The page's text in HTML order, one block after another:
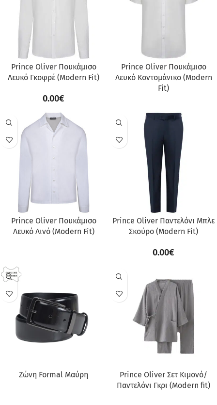
Prince Oliver Πουκάμισο
Λευκό Γκοφρέ (Modern Fit)
0.00€
Prince Oliver Πουκάμισο
Λευκό Κοντομάνικο (Modern
Fit)
Prince Oliver Πουκάμισο
Λευκό Λινό (Modern Fit)
Prince Oliver Παντελόνι Μπλε
Σκούρο (Modern Fit)
0.00€
Ζώνη Formal Μαύρη
Prince Oliver Σετ Κιμονό/
Παντελόνι Γκρι (Modern fit)